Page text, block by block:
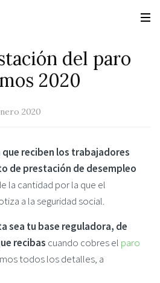
del paro
2020
2020
reciben los trabajadores
de prestación de desempleo
la cantidad por la que el
a la seguridad social.
sea tu base reguladora, de
recibas cuando cobres el paro
todos los detalles, a